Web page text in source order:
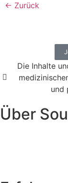
← Zurück
Die Inhalte
und
Über